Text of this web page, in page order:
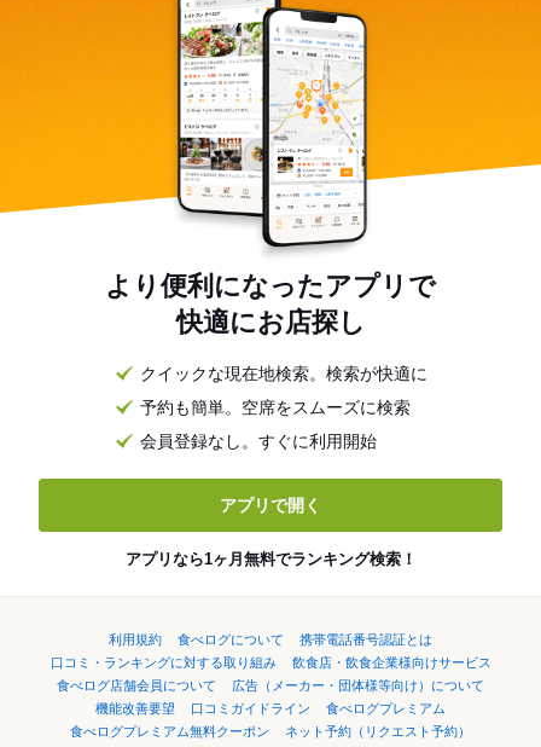
より便利になったアプリで
快適にお店探し
クイックな現在地検索。検索が快適に
予約も簡単。空席をスムーズに検索
会員登録なし。すぐに利用開始
アプリで開く
アプリなら1ヶ月無料でランキング検索！
利用規約 食べログについて
携帯電話番号認証とは
口コミ・ランキングに対する取り組み
飲食店・飲食企業様向けサービス
食べログ店舗会員について
広告（メーカー・団体様等向け）について
機能改善要望
口コミガイドライン
食べログプレミアム
食べログプレミアム無料クーポン
ネット予約（リクエスト予約）